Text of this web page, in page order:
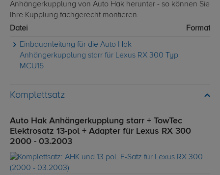
Anhängerkupplung von Auto Hak herunter - so können Sie
Ihre Kupplung fachgerecht montieren.
Datei
Format
Einbauanleitung für die Auto Hak
Anhängerkupplung starr für Lexus RX 300 Typ
MCU15
Komplettsatz
Auto Hak Anhängerkupplung starr + TowTec
Elektrosatz 13-pol + Adapter für Lexus RX 300
2000 - 03.2003